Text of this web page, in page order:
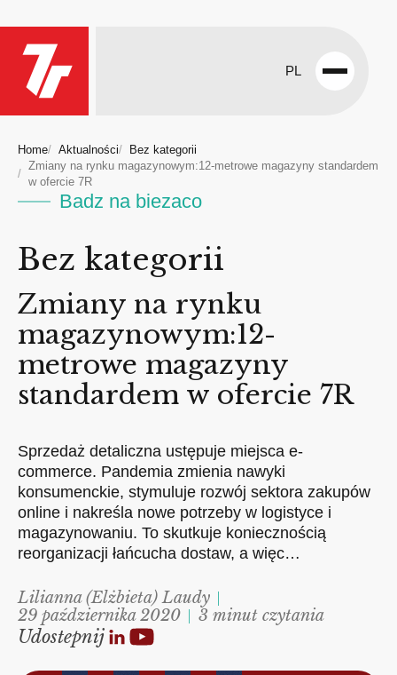
PL
Open
Home Aktualności
Bez kategorii
Zmiany na rynku magazynowym:12-metrowe magazyny standardem
w ofercie 7R
Badz na biezaco
Bez kategorii
Zmiany na rynku
magazynowym:12-
metrowe magazyny
standardem w ofercie 7R
Sprzedaż detaliczna ustępuje miejsca e-
commerce. Pandemia zmienia nawyki
konsumenckie, stymuluje rozwój sektora zakupów
online i nakreśla nowe potrzeby w logistyce i
magazynowaniu. To skutkuje koniecznością
reorganizacji łańcucha dostaw, a więc…
Lilianna (Elżbieta) Laudy
29 października 2020
3 minut czytania
Udostepnij